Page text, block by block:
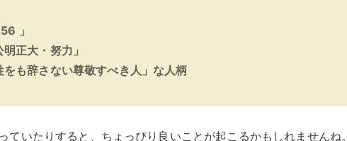
」
大・努力」
も辞さない尊敬すべき人」な人柄
ていたりすると、ちょっぴり良いことが起こるかもしれませんね。